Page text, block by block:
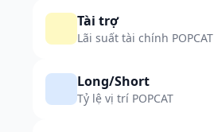
Tài trợ
Lãi suất tài chính POPCAT
Long/Short
Tỷ lệ vị trí POPCAT